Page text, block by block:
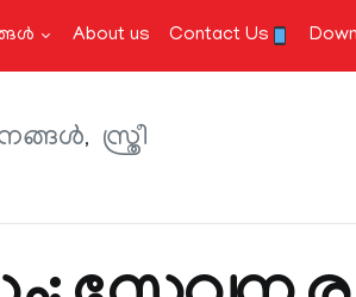
About us Contact Us
സ്ത്രീ